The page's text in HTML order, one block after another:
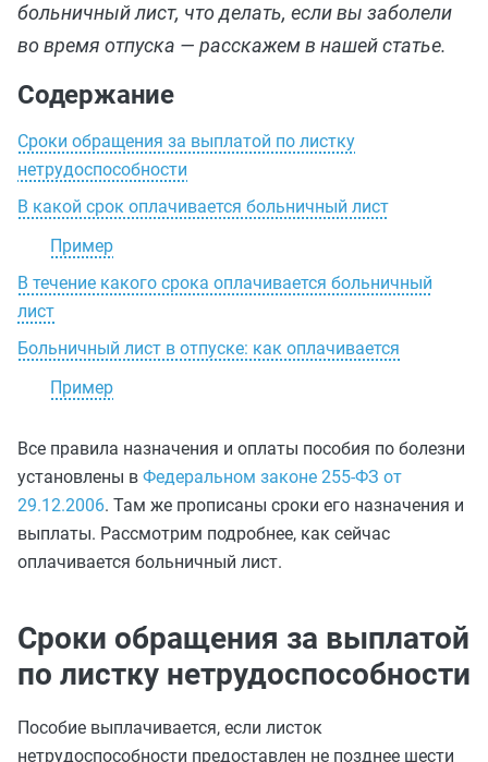
больничный лист, что делать, если вы заболели
во время отпуска — расскажем в нашей статье.
Содержание
Сроки обращения за выплатой по листку
нетрудоспособности
В какой срок оплачивается больничный лист
Пример
В течение какого срока оплачивается больничный
лист
Больничный лист в отпуске: как оплачивается
Пример
Все правила назначения и оплаты пособия по болезни
установлены в Федеральном законе 255-ФЗ от
29.12.2006. Там же прописаны сроки его назначения и
выплаты. Рассмотрим подробнее, как сейчас
оплачивается больничный лист.
Сроки обращения за выплатой
по листку нетрудоспособности
Пособие выплачивается, если листок
нетрудоспособности предоставлен не позднее шести